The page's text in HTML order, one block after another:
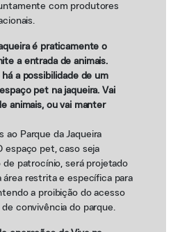
com produtores
é praticamente o
a entrada de animais.
a possibilidade de um
pet na jaqueira. Vai
animais, ou vai manter
ao Parque da Jaqueira
espaço pet, caso seja
de patrocínio, será projetado
área restrita e específica para
a proibição do acesso
convivência do parque.